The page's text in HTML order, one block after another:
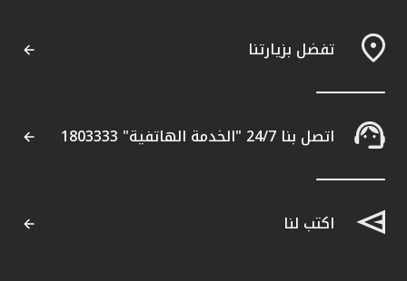
تفضل بزيارتنا
اتصل بنا 24/7 "الخدمة الهاتفية" 1803333
اكتب لنا